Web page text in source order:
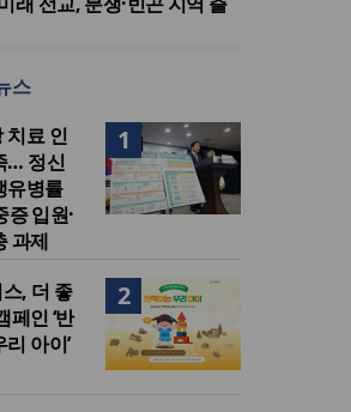
씀은 같은데 왜 열매는 다를
이민구금센터에 억류됐던
한인 목회자 석방돼
스
1
치료 인
… 정신
유병률
증 입원·
과제
2
, 더 좋
페인 ‘반
아이’